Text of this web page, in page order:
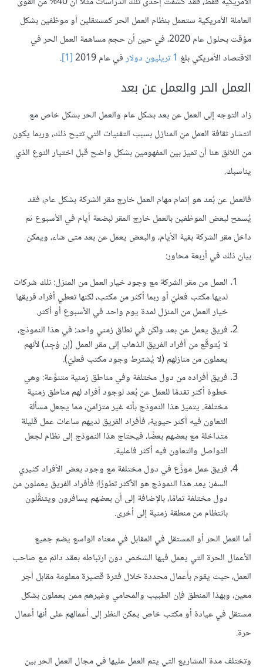
العاملة الأمريكية ستعمل بنظام العمل الحر كمستقلين أو موظفين بشكل
مؤقت بحلول عام 2020، في حين أن حجم مساهمة العمل الحر في
الاقتصاد الأمريكي بلغ 1 تريليون دولار في عام 2019 [1]
.
العمل الحر والعمل عن بعد
زاد التوجه إلى العمل عن بعد بشكل عام والعمل الحر بشكل خاص مع
انتشار ثقافة العمل من المنازل بسبب التقنيات التي تتيح ذلك، وربما يكون
من اللائق هنا أن تميز بين المفهومين بشكل واضح قبل اختيار النوع الذي
يناسبك.
فالعمل عن بُعد هو إتمام مهام العمل خارج مقر الشركة بشكل عام، فقد
يُسمح لبعض الموظفين بالعمل خارج المقر لبضعة أيام في الأسبوع ثم
داخل مقر الشركة بقية الأيام، والبعض يعمل عن بعد متى شاء، ويمكن
بيان ذلك في أربعة محاور:
العمل من مقر الشركة مع وجود خيار العمل من المنزل: تلك شركات
لديها مكتب فعليّ أو ربما أكثر من مكتب، لكنها تعطي أفراد فريقها
خيار العمل من المنزل لمدة يوم واحد في الأسبوع أو أكثر.
فريق يعمل عن بعد ولكن في نطاق زمني واحد: في هذا النموذج،
لا يُتوقّع من أفراد الفريق الذهاب إلى مقر العمل (إن وُجِد) لأنهم
يعملون من منازلهم (لا يُشترط وجود مكتب فعليّ).
فريق أفراده من دول مختلفة وفي مناطق زمنية متنوِّعة: وهي
خطوة أكثر تقدمًا للعمل عن بُعد لوجود أفراد لهم مناطق زمنية
مختلفة. يتميز هذا النموذج بأنه غير متزامن، مما يجعل مسألة
التعاون فيه أكثر حيوية، فأفراد الفريق لديهم ساعات عمل قليلة
متداخلة مع بعضهم بعضًا، فيحتاج هذا النموذج إلى نظام لجعل
التواصل والتعاون فيه أكثر فاعلية.
فريق عمل موزَّع في دول مختلفة مع وجود بعض الأفراد كثيري
السفر: يعد هذا النموذج هو الأكثر تطورًا؛ فأفراد الفريق يعملون من
دول مختلفة تمامًا، بالإضافة إلى أن بعضهم يسافرون ويتنقَّلون
بانتظام من منطقة زمنية إلى أخرى.
أما العمل الحر أو المستقل في المقابل في معناه الواسع يضم جميع
الأعمال الحرة التي يعمل فيها الشخص دون ارتباطه بعقد دائم مع صاحب
العمل، حيث يقوم بأعمال محددة خلال فترة قصيرة معلومة مقابل أجر
معين، وبهذا المنطق فإن الطبيب والمحامي وغيرهم ممن يعملون بشكل
مستقل في عيادة أو مكتب خاص يمكن النظر إلى أعمالهم على أنها أعمال
حرة.
وتختلف مدة المشاريع التي يتم العمل عليها في مجال العمل الحر بين